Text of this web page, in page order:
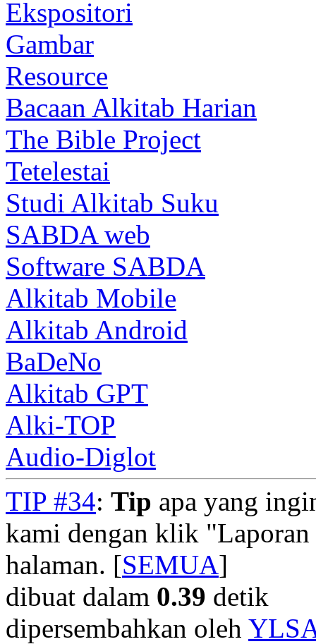
Ekspositori
Gambar
Resource
Bacaan Alkitab Harian
The Bible Project
Tetelestai
Studi Alkitab Suku
SABDA web
Software SABDA
Alkitab Mobile
Alkitab Android
BaDeNo
Alkitab GPT
Alki-TOP
Audio-Diglot
TIP #34: Tip apa yang
kami dengan klik "Laporan
halaman. [SEMUA]
dibuat dalam 0.39 detik
dipersembahkan oleh